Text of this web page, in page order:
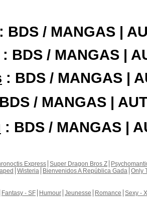
: BDS / MANGAS |
: BDS / MANGAS |
: BDS / MANGAS |
/ MANGAS |
: BDS / MANGAS |
Express Super Dragon Bros Z
Wisteria Bienvenidos A República Gada Only
Fantasy - SF Humour Jeunesse Romance Sexy -